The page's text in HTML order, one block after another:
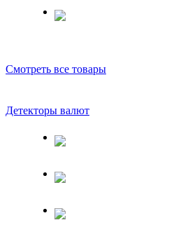
Смотреть все товары
Детекторы валют